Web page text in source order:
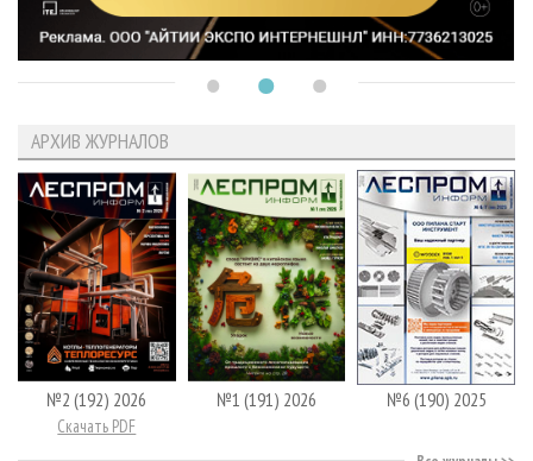
АРХИВ ЖУРНАЛОВ
№2 (192) 2026
Скачать PDF
№1 (191) 2026 №6 (190) 2025